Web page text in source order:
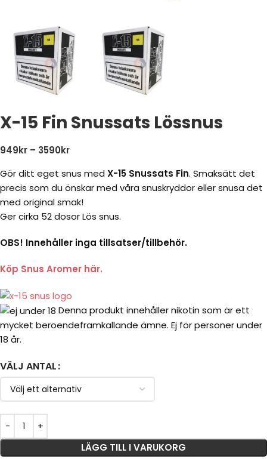
X-15 Fin Snussats Lössnus
949kr – 3590kr
Gör ditt eget snus med X-15 Snussats Fin. Smaksätt det
precis som du önskar med våra snuskryddor eller snusa det
med original smak!
Ger cirka 52 dosor Lös snus.
OBS! Innehåller inga tillsatser/tillbehör.
Köp Snus Aromer här.
Denna produkt innehåller nikotin som är ett
mycket beroendeframkallande ämne. Ej för personer under
18 år.
VÄLJ ANTAL
LÄGG TILL I VARUKORG